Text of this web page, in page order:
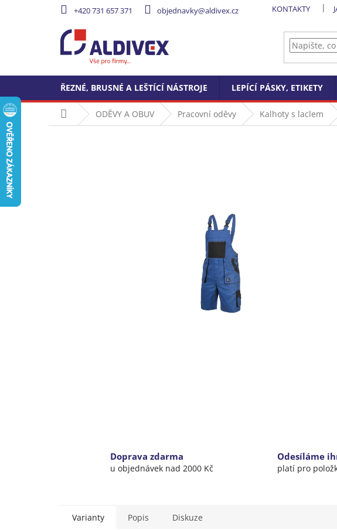
+420 731 657 371 objednavky@aldivex.cz KONTAKTY
ŘEZNÉ, BRUSNÉ A LEŠTÍCÍ NÁSTROJE LEPÍCÍ PÁSKY, ETIKETY
Domů ODĚVY A OBUV Pracovní oděvy Kalhoty s laclem
Doprava zdarma
u objednávek nad 2000 Kč
Odesíláme
platí pro
Varianty Popis Diskuze